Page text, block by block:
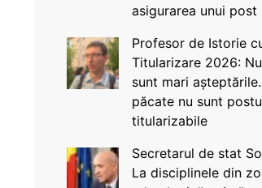
asigurarea unui post
Profesor de Istorie
Titularizare 2026:
sunt mari
păcate nu sunt
titularizabile
Secretarul de stat
La disciplinele din